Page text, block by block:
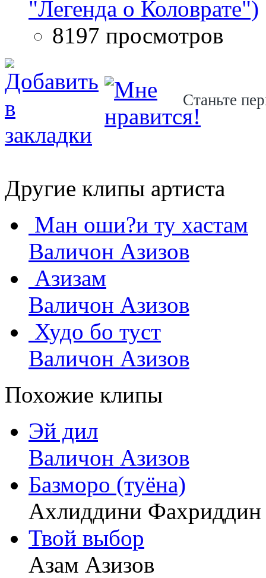
"Легенда о Коловрате")
8197 просмотров
Станьте
Другие клипы артиста
Ман оши?и ту хастам
Валичон Азизов
Азизам
Валичон Азизов
Худо бо туст
Валичон Азизов
Похожие клипы
Эй дил
Валичон Азизов
Базморо (туёна)
Ахлиддини Фахриддин
Твой выбор
Азам Азизов